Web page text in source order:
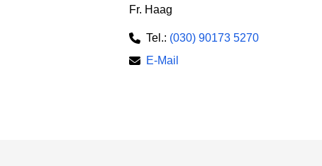
Fr. Haag
Tel.: (030) 90173 5270
E-Mail